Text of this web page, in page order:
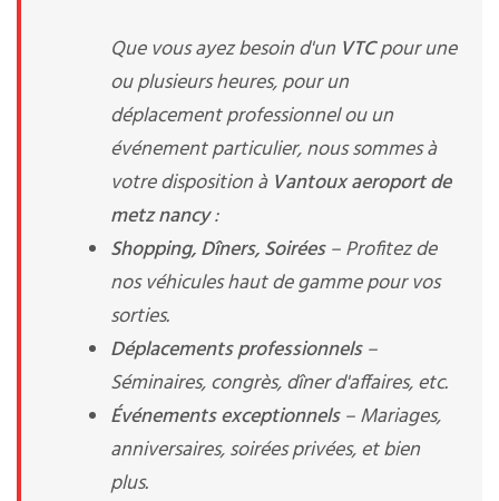
Que vous ayez besoin d'un VTCpour une
ou plusieurs heures, pour un
déplacement professionnel ou un
événement particulier, nous sommes à
votre disposition à Vantoux aeroport de
metz nancy:
Shopping, Dîners, Soirées– Profitez de
nos véhicules haut de gamme pour vos
sorties.
Déplacements professionnels–
Séminaires, congrès, dîner d'affaires, etc.
Événements exceptionnels– Mariages,
anniversaires, soirées privées, et bien
plus.